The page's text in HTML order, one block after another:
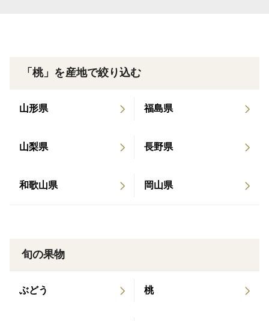
「桃」を産地で絞り込む
山形県 福島県
山梨県 長野県
和歌山県 岡山県
旬の果物
ぶどう 桃